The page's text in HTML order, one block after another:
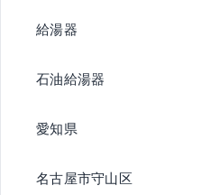
給湯器
石油給湯器
愛知県
名古屋市守山区